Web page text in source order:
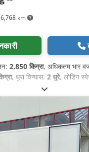
6,768 km
2,850 किग्रा, अधिकतम भार
, धुरा विन्यास: 2 धुरे, लोडिंग
2,480 मिमी
मी³, सस्पेंशन:हवा, टायर का
, गियरिंग प्रकार:अन्य
, रियर टायर का आकार: 235
कोई नहीं, ईंधन:बायोडीज़ल,